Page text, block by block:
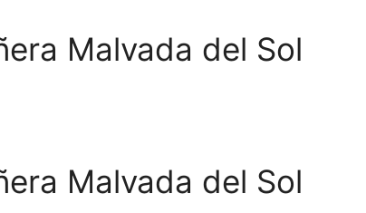
Malvada del Sol
Malvada del Sol